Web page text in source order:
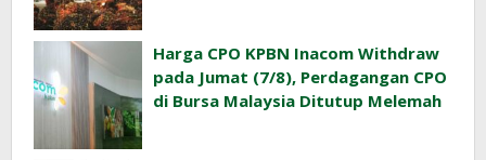
Harga CPO KPBN Inacom Withdraw
pada Jumat (7/8), Perdagangan CPO
di Bursa Malaysia Ditutup Melemah